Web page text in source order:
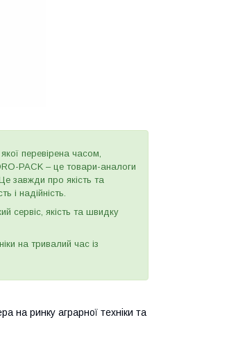
перевірена часом,
PACK – це товари-аналоги
завжди про якість та
і надійність.
сервіс, якість та швидку
на тривалий час із
на ринку аграрної техніки та